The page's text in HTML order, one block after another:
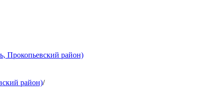
Прокопьевский район)
район)/